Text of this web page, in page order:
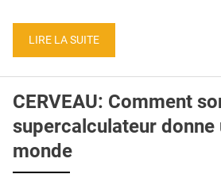
LIRE LA SUITE
CERVEAU: Comment
supercalculateur donne
monde